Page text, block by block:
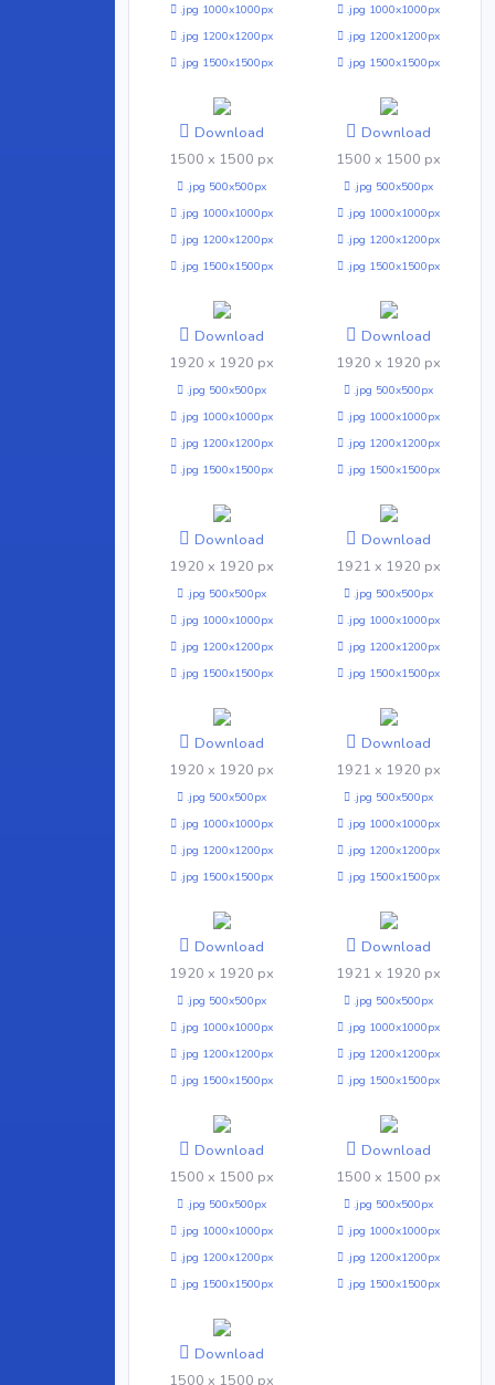
.jpg 1000x1000px
.jpg 1200x1200px
.jpg 1500x1500px
.jpg 1000x1000px
.jpg 1200x1200px
.jpg 1500x1500px
Download
1500 x 1500 px
.jpg 500x500px
.jpg 1000x1000px
.jpg 1200x1200px
.jpg 1500x1500px
Download
1500 x 1500 px
.jpg 500x500px
.jpg 1000x1000px
.jpg 1200x1200px
.jpg 1500x1500px
Download
1920 x 1920 px
.jpg 500x500px
.jpg 1000x1000px
.jpg 1200x1200px
.jpg 1500x1500px
Download
1920 x 1920 px
.jpg 500x500px
.jpg 1000x1000px
.jpg 1200x1200px
.jpg 1500x1500px
Download
1920 x 1920 px
.jpg 500x500px
.jpg 1000x1000px
.jpg 1200x1200px
.jpg 1500x1500px
Download
1921 x 1920 px
.jpg 500x500px
.jpg 1000x1000px
.jpg 1200x1200px
.jpg 1500x1500px
Download
1920 x 1920 px
.jpg 500x500px
.jpg 1000x1000px
.jpg 1200x1200px
.jpg 1500x1500px
Download
1921 x 1920 px
.jpg 500x500px
.jpg 1000x1000px
.jpg 1200x1200px
.jpg 1500x1500px
Download
1920 x 1920 px
.jpg 500x500px
.jpg 1000x1000px
.jpg 1200x1200px
.jpg 1500x1500px
Download
1921 x 1920 px
.jpg 500x500px
.jpg 1000x1000px
.jpg 1200x1200px
.jpg 1500x1500px
Download
1500 x 1500 px
.jpg 500x500px
.jpg 1000x1000px
.jpg 1200x1200px
.jpg 1500x1500px
Download
1500 x 1500 px
.jpg 500x500px
.jpg 1000x1000px
.jpg 1200x1200px
.jpg 1500x1500px
Download
1500 x 1500 px